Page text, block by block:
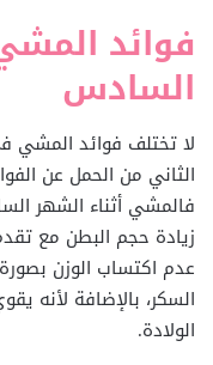
فوائد
السادس
لا تختلف فوائد
الثاني من الحمل عن
فالمشي أثناء الشهر
زيادة حجم البطن مع
عدم اكتساب الوزن
السكر، بالإضافة لأنه
الولادة.